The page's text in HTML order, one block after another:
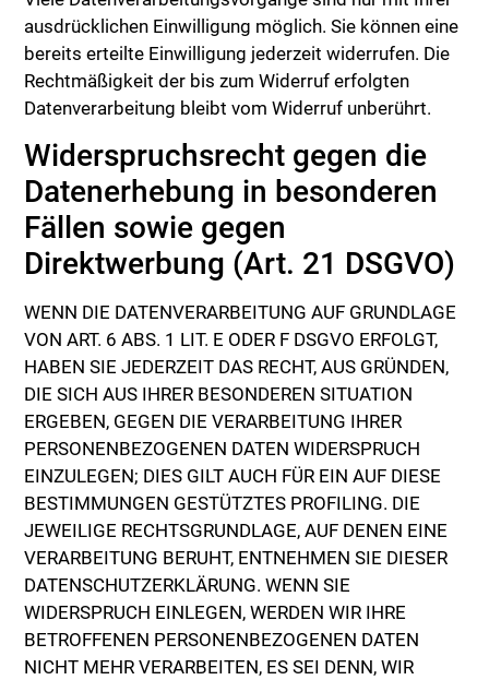
ausdrücklichen Einwilligung möglich. Sie können eine
bereits erteilte Einwilligung jederzeit widerrufen. Die
Rechtmäßigkeit der bis zum Widerruf erfolgten
Datenverarbeitung bleibt vom Widerruf unberührt.
Widerspruchsrecht gegen die
Datenerhebung in besonderen
Fällen sowie gegen
Direktwerbung (Art. 21 DSGVO)
WENN DIE DATENVERARBEITUNG AUF GRUNDLAGE
VON ART. 6 ABS. 1 LIT. E ODER F DSGVO ERFOLGT,
HABEN SIE JEDERZEIT DAS RECHT, AUS GRÜNDEN,
DIE SICH AUS IHRER BESONDEREN SITUATION
ERGEBEN, GEGEN DIE VERARBEITUNG IHRER
PERSONENBEZOGENEN DATEN WIDERSPRUCH
EINZULEGEN; DIES GILT AUCH FÜR EIN AUF DIESE
BESTIMMUNGEN GESTÜTZTES PROFILING. DIE
JEWEILIGE RECHTSGRUNDLAGE, AUF DENEN EINE
VERARBEITUNG BERUHT, ENTNEHMEN SIE DIESER
DATENSCHUTZERKLÄRUNG. WENN SIE
WIDERSPRUCH EINLEGEN, WERDEN WIR IHRE
BETROFFENEN PERSONENBEZOGENEN DATEN
NICHT MEHR VERARBEITEN, ES SEI DENN, WIR